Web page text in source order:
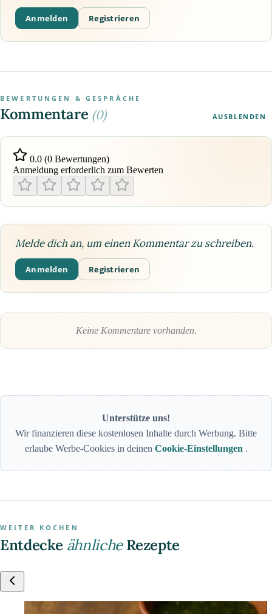
Anmelden Registrieren
BEWERTUNGEN & GESPRÄCHE
Kommentare (0) AUSBLENDEN
0.0 (0 Bewertungen)
Anmeldung erforderlich zum Bewerten
Melde dich an, um einen Kommentar zu schreiben.
Anmelden Registrieren
Keine Kommentare vorhanden.
Unterstütze uns!
Wir finanzieren diese kostenlosen Inhalte durch Werbung. Bitte
erlaube Werbe-Cookies in deinen Cookie-Einstellungen .
WEITER KOCHEN
Entdecke ähnlicheRezepte